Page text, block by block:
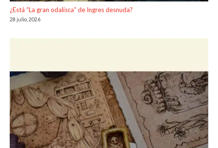
¿Está “La gran odalisca” de Ingres desnuda?
28 julio, 2026